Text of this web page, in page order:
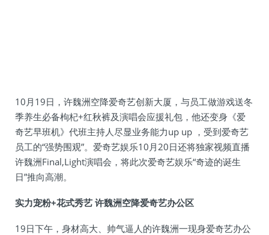
10月19日，许魏洲空降爱奇艺创新大厦，与员工做游戏送冬
季养生必备枸杞+红秋裤及演唱会应援礼包，他还变身《爱
奇艺早班机》代班主持人尽显业务能力up up ，受到爱奇艺
员工的“强势围观”。爱奇艺娱乐10月20日还将独家视频直播
许魏洲Final,Light演唱会，将此次爱奇艺娱乐“奇迹的诞生
日”推向高潮。
实力宠粉+花式秀艺 许魏洲空降爱奇艺办公区
19日下午，身材高大、帅气逼人的许魏洲一现身爱奇艺办公